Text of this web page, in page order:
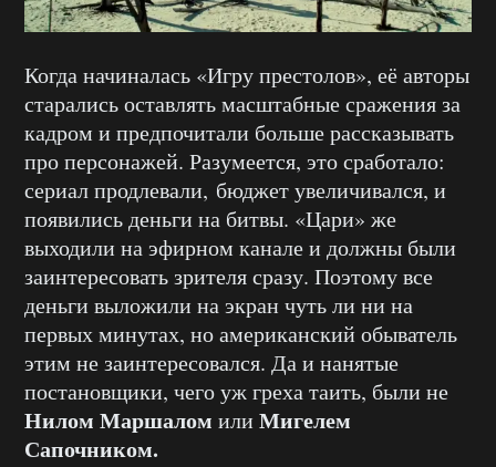
Когда начиналась «Игру престолов», её авторы
старались оставлять масштабные сражения за
кадром и предпочитали больше рассказывать
про персонажей. Разумеется, это сработало:
сериал продлевали, бюджет увеличивался, и
появились деньги на битвы. «Цари» же
выходили на эфирном канале и должны были
заинтересовать зрителя сразу. Поэтому все
деньги выложили на экран чуть ли ни на
первых минутах, но американский обыватель
этим не заинтересовался. Да и нанятые
постановщики, чего уж греха таить, были не
Нилом Маршалом или Мигелем
Сапочником.